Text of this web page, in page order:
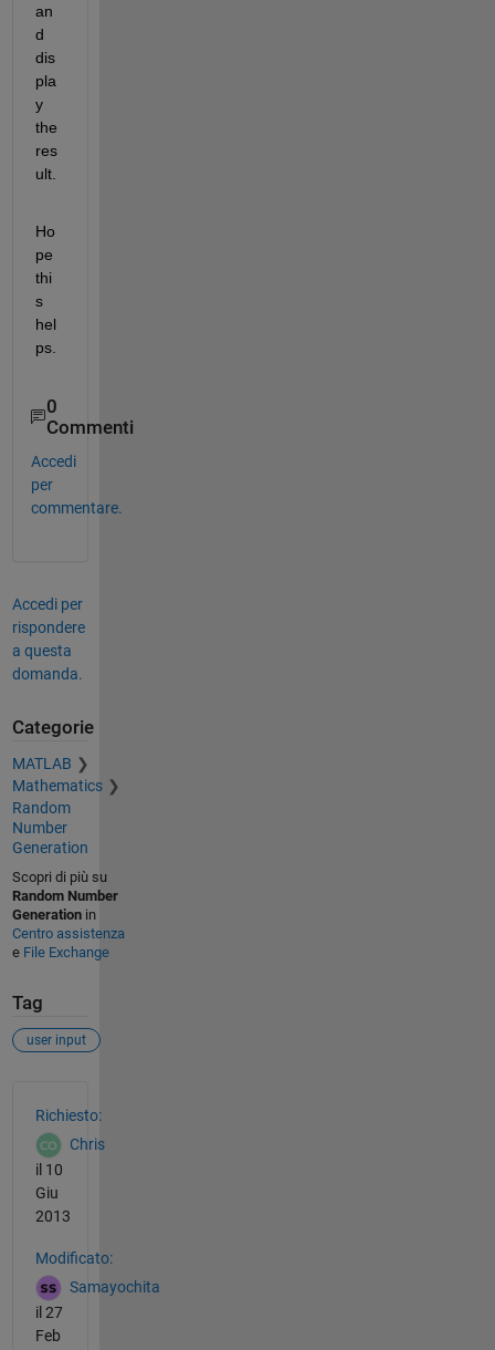
an
d
dis
pla
y
the
res
ult.
Ho
pe
thi
s
hel
ps.
0
Commenti
Accedi
per
commentare.
Accedi per
rispondere
a questa
domanda.
Categorie
MATLAB
Mathematics
Random
Number
Generation
Scopri di più su
Random Number
Generationin
Centro assistenza
e File Exchange
Tag
user input
Richiesto:
Chris
il 10
Giu
2013
Modificato:
Samayochita
il 27
Feb